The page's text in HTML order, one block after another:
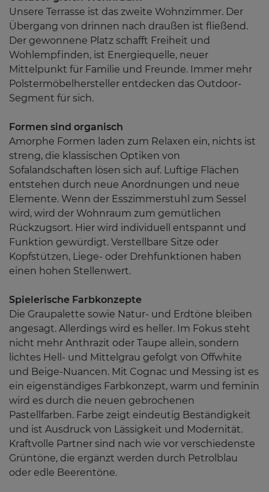
Unsere Terrasse ist das zweite Wohnzimmer. Der
Übergang von drinnen nach draußen ist fließend.
Der gewonnene Platz schafft Freiheit und
Wohlempfinden, ist Energiequelle, neuer
Mittelpunkt für Familie und Freunde. Immer mehr
Polstermöbelhersteller entdecken das Outdoor-
Segment für sich.
Formen sind organisch
Amorphe Formen laden zum Relaxen ein, nichts ist
streng, die klassischen Optiken von
Sofalandschaften lösen sich auf. Luftige Flächen
entstehen durch neue Anordnungen und neue
Elemente. Wenn der Esszimmerstuhl zum Sessel
wird, wird der Wohnraum zum gemütlichen
Rückzugsort. Hier wird individuell entspannt und
Funktion gewürdigt. Verstellbare Sitze oder
Kopfstützen, Liege- oder Drehfunktionen haben
einen hohen Stellenwert.
Spielerische Farbkonzepte
Die Graupalette sowie Natur- und Erdtöne bleiben
angesagt. Allerdings wird es heller. Im Fokus steht
nicht mehr Anthrazit oder Taupe allein, sondern
lichtes Hell- und Mittelgrau gefolgt von Offwhite
und Beige-Nuancen. Mit Cognac und Messing ist es
ein eigenständiges Farbkonzept, warm und feminin
wird es durch die neuen gebrochenen
Pastellfarben. Farbe zeigt eindeutig Beständigkeit
und ist Ausdruck von Lässigkeit und Modernität.
Kraftvolle Partner sind nach wie vor verschiedenste
Grüntöne, die ergänzt werden durch Petrolblau
oder edle Beerentöne.